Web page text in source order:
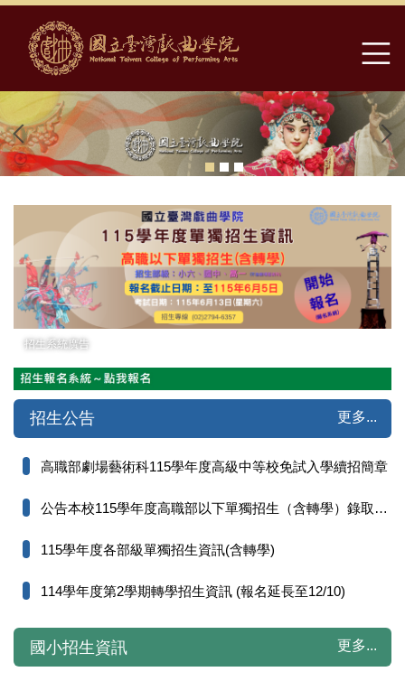
容
區
招生系統廣告
招生公告
高職部劇場藝術科115學年度高級中等校免試入學續招簡章
公告本校115學年度高職部以下單獨招生（含轉學）錄取名單
115學年度各部級單獨招生資訊(含轉學)
114學年度第2學期轉學招生資訊 (報名延長至12/10)
更多...
國小招生資訊 更多...